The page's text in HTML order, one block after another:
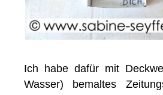
Ich habe dafür mit
Wasser) bemaltes